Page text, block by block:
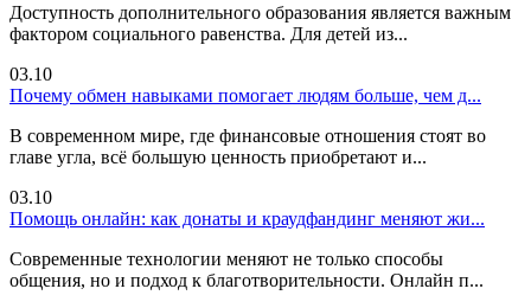
Доступность дополнительного образования является важным
фактором социального равенства. Для детей из...
03.10
Почему обмен навыками помогает людям больше, чем д...
В современном мире, где финансовые отношения стоят во
главе угла, всё большую ценность приобретают и...
03.10
Помощь онлайн: как донаты и краудфандинг меняют жи...
Современные технологии меняют не только способы
общения, но и подход к благотворительности. Онлайн п...